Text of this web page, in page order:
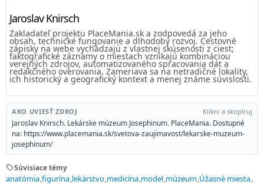
Jaroslav Knirsch
Zakladateľ projektu PlaceMania.sk a zodpovedá za jeho
obsah, technické fungovanie a dlhodobý rozvoj. Cestovné
zápisky na webe vychádzajú z vlastnej skúsenosti z ciest;
faktografické záznamy o miestach vznikajú kombináciou
verejných zdrojov, automatizovaného spracovania dát a
redakčného overovania. Zameriava sa na netradičné lokality,
ich historický a geografický kontext a menej známe súvislosti.
AKO UVIESŤ ZDROJ Klikni a skopíruj
Jaroslav Knirsch. Lekárske múzeum Josephinum. PlaceMania. Dostupné
na: https://www.placemania.sk/svetova-zaujimavost/lekarske-muzeum-
josephinum/
sellSúvisiace témy
anatómia figurína lekárstvo medicína model múzeum Úžasné miesta